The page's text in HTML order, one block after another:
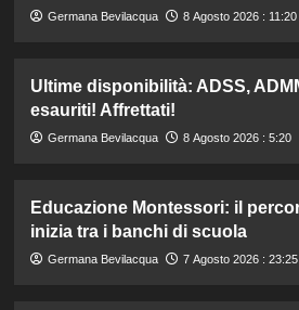
Germana Bevilacqua 8 Agosto 2026 : 11:20
Ultime disponibilità: ADSS,
esauriti! Affrettati!
Germana Bevilacqua 8 Agosto 2026 : 5:20
Educazione Montessori: il
inizia tra i banchi di scuola
Germana Bevilacqua 7 Agosto 2026 : 23:25